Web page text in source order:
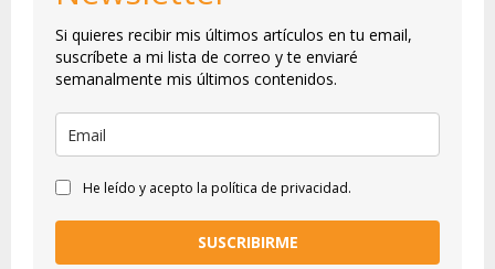
Si quieres recibir mis últimos artículos en tu email,
suscríbete a mi lista de correo y te enviaré
semanalmente mis últimos contenidos.
He leído y acepto la política de privacidad.
SUSCRIBIRME